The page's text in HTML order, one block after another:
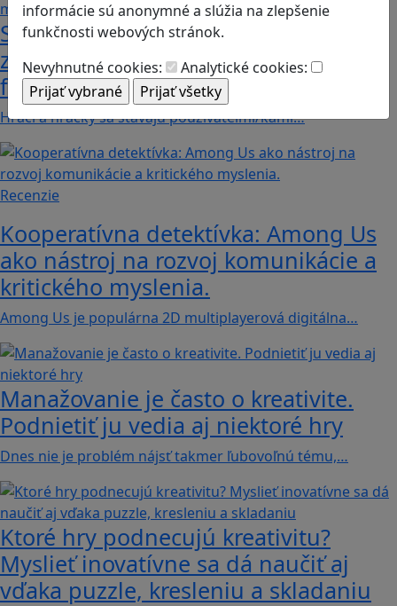
informácie sú anonymné a slúžia na zlepšenie
funkčnosti webových stránok.
Nevyhnutné cookies:
Analytické cookies:
Stanete sa influencerom, keď budete
zdieľať iba pravdivé, nie alternatívne
fakty? Dozviete sa v hre Follow me
Hráči a hráčky sa stávajú používateľmi/kami…
Recenzie
Kooperatívna detektívka: Among Us
ako nástroj na rozvoj komunikácie a
kritického myslenia.
Among Us je populárna 2D multiplayerová digitálna…
Manažovanie je často o kreativite.
Podnietiť ju vedia aj niektoré hry
Dnes nie je problém nájsť takmer ľubovoľnú tému,…
Ktoré hry podnecujú kreativitu?
Myslieť inovatívne sa dá naučiť aj
vďaka puzzle, kresleniu a skladaniu